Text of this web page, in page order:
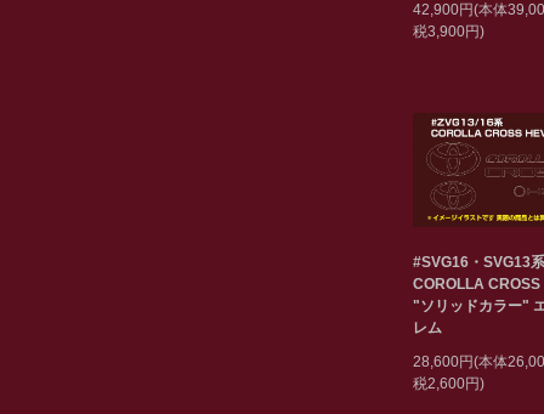
42,900円(本体
税3,900円)
#SVG16・SVG13系
COROLLA CROSS
"ソリッドカラー"
レム
28,600円(本体
税2,600円)